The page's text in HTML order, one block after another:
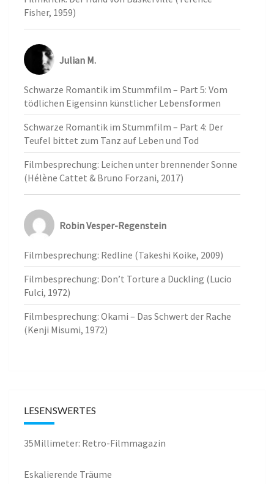
Fisher, 1959)
Julian M.
Schwarze Romantik im Stummfilm – Part 5: Vom
tödlichen Eigensinn künstlicher Lebensformen
Schwarze Romantik im Stummfilm – Part 4: Der
Teufel bittet zum Tanz auf Leben und Tod
Filmbesprechung: Leichen unter brennender Sonne
(Hélène Cattet & Bruno Forzani, 2017)
Robin Vesper-Regenstein
Filmbesprechung: Redline (Takeshi Koike, 2009)
Filmbesprechung: Don’t Torture a Duckling (Lucio
Fulci, 1972)
Filmbesprechung: Okami – Das Schwert der Rache
(Kenji Misumi, 1972)
LESENSWERTES
35Millimeter: Retro-Filmmagazin
Eskalierende Träume